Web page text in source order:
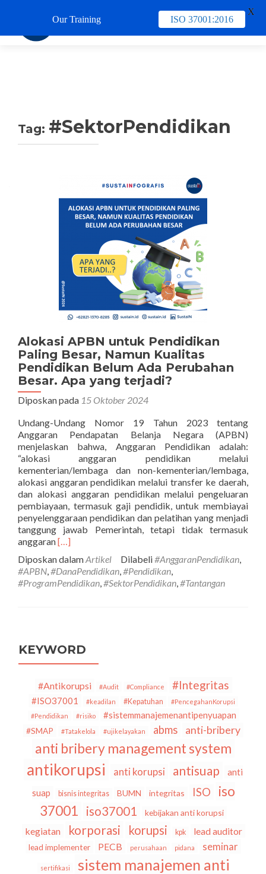
Tag: #SektorPendidikan
Alokasi APBN untuk Pendidikan
Paling Besar, Namun Kualitas
Pendidikan Belum Ada Perubahan
Besar. Apa yang terjadi?
Diposkan pada 15 Oktober 2024
Undang-Undang Nomor 19 Tahun 2023 tentang
Anggaran Pendapatan Belanja Negara (APBN)
menjelaskan bahwa, Anggaran Pendidikan adalah:
“alokasi anggaran pendidikan melalui
kementerian/lembaga dan non-kementerian/lembaga,
alokasi anggaran pendidikan melalui transfer ke daerah,
dan alokasi anggaran pendidikan melalui pengeluaran
pembiayaan, termasuk gaji pendidik, untuk membiayai
penyelenggaraan pendidikan dan pelatihan yang menjadi
tanggung jawab Pemerintah, tetapi tidak termasuk
anggaranSelengkapnya
APBN
untuk
Pendidikan
Pendidikan
Perubahan
Besar.
Apa
yang
terjadi?
[…]
Diposkan dalamArtikel Dilabeli#AnggaranPendidikan,
#APBN,#DanaPendidikan,#Pendidikan,
#ProgramPendidikan,#SektorPendidikan,#Tantangan
KEYWORD
#Antikorupsi #Audit #Compliance #Integritas
#ISO37001 #keadilan #Kepatuhan
#PencegahanKorupsi
#Pendidikan
#risiko #sistemmanajemenantipenyuapan
#SMAP #Tatakelola #ujikelayakan abms anti-bribery
anti bribery management system
antikorupsi anti korupsi antisuap
anti
suap
bisnis integritas BUMN integritas ISO
iso
37001
iso37001 kebijakan anti korupsi
kegiatan korporasi korupsi kpk lead auditor
lead implementer PECB perusahaan pidana seminar
sertifikasi
sistem manajemen anti
Our Training ISO 37001:2016
X